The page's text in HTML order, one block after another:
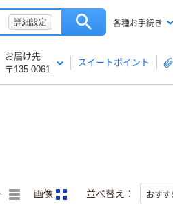
詳細設定 各種お手続き
お届け先
〒135-0061
スイートポイント
画像 並べ替え：